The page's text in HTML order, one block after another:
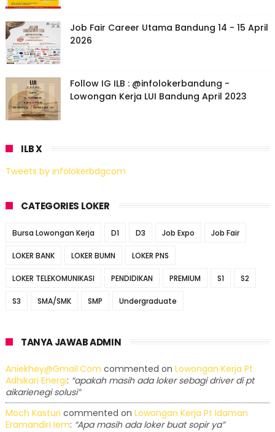
Job Fair Career Utama Bandung 14 - 15 April
2026
Follow IG ILB : @infolokerbandung -
Lowongan Kerja LUI Bandung April 2023
ILB X
Tweets by infolokerbdgcom
CATEGORIES LOKER
Bursa Lowongan Kerja D1 D3 Job Expo Job Fair
LOKER BANK LOKER BUMN LOKER PNS
LOKER TELEKOMUNIKASI PENDIDIKAN PREMIUM S1 S2
S3 SMA/SMK SMP Undergraduate
TANYA JAWAB ADMIN
Aniekhey@gmail.com commented on Lowongan Kerja Pt
Adhikari Energi: “apakah masih ada loker sebagi driver di pt
aikarienegi solusi”
Moch Kasturi commented on Lowongan Kerja Pt Idaman
Eramandiri Iem: “Apa masih ada loker buat sopir ya”